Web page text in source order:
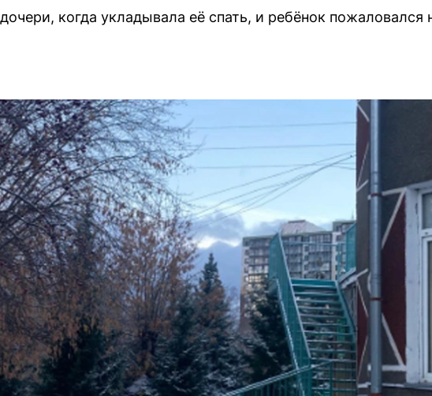
когда укладывала её спать, и ребёнок пожаловался